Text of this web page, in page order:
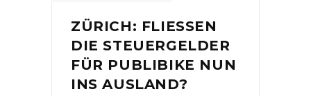
ZÜRICH: FLIESSEN
DIE STEUERGELDER
FÜR PUBLIBIKE NUN
INS AUSLAND?